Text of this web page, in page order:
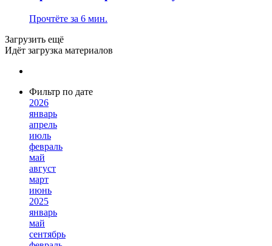
Прочтёте за 6 мин.
Загрузить ещё
Идёт загрузка материалов
Фильтр по дате
2026
январь
апрель
июль
февраль
май
август
март
июнь
2025
январь
май
сентябрь